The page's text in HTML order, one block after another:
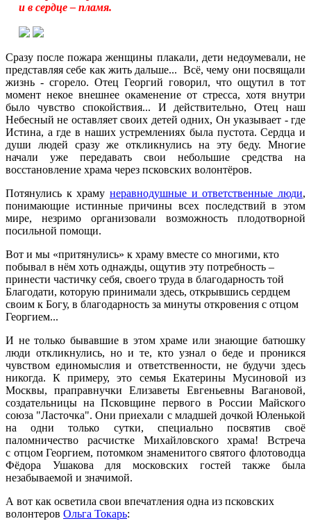
и в сердце – пламя.
Сразу после пожара женщины плакали, дети недоумевали, не
представляя себе как жить дальше... Всё, чему они посвящали
жизнь - сгорело. Отец Георгий говорил, что ощутил в тот
момент некое внешнее окаменение от стресса, хотя внутри
было чувство спокойствия... И действительно, Отец наш
Небесный не оставляет своих детей одних, Он указывает - где
Истина, а где в наших устремлениях была пустота. Сердца и
души людей сразу же откликнулись на эту беду. Многие
начали уже передавать свои небольшие средства на
восстановление храма через псковских волонтёров.
Потянулись к храму неравнодушные и ответственные люди,
понимающие истинные причины всех последствий в этом
мире, незримо организовали возможность плодотворной
посильной помощи.
Вот и мы «притянулись» к храму вместе со многими, кто
побывал в нём хоть однажды, ощутив эту потребность –
принести частичку себя, своего труда в благодарность той
Благодати, которую принимали здесь, открывшись сердцем
своим к Богу, в благодарность за минуты откровения с отцом
Георгием...
И не только бывавшие в этом храме или знающие батюшку
люди откликнулись, но и те, кто узнал о беде и проникся
чувством единомыслия и ответственности, не будучи здесь
никогда. К примеру, это семья Екатерины Мусиновой из
Москвы, праправнучки Елизаветы Евгеньевны Вагановой,
создательницы на Псковщине первого в России Майского
союза "Ласточка". Они приехали с младшей дочкой Юленькой
на одни только сутки, специально посвятив своё
паломничество расчистке Михайловского храма! Встреча
с отцом Георгием, потомком знаменитого святого флотоводца
Фёдора Ушакова для московских гостей также была
незабываемой и значимой.
А вот как осветила свои впечатления одна из псковских
волонтеров Ольга Токарь: